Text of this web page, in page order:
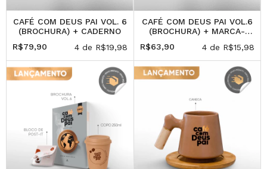
CAFÉ COM DEUS PAI VOL. 6
(BROCHURA) + CADERNO
R$79,90
4 de R$19,98
CAFÉ COM DEUS PAI VOL.6
(BROCHURA) + MARCA-
R$63,90 4 de R$15,98